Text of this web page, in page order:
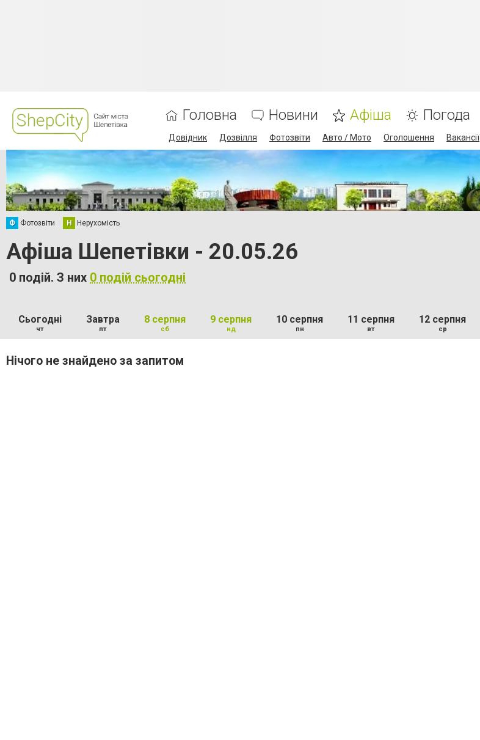
Головна Новини Афіша Погода
Довідник Дозвілля Фотозвіти Авто / Мото Оголошення Вакансії
Ф Фотозвіти Н Нерухомість
Афіша Шепетівки - 20.05.26
0 подій. З них 0 подій сьогодні
Сьогодні
чт
Завтра
пт
8 серпня
сб
9 серпня
нд
10 серпня
пн
11 серпня
вт
12 серпня
ср
Нічого не знайдено за запитом